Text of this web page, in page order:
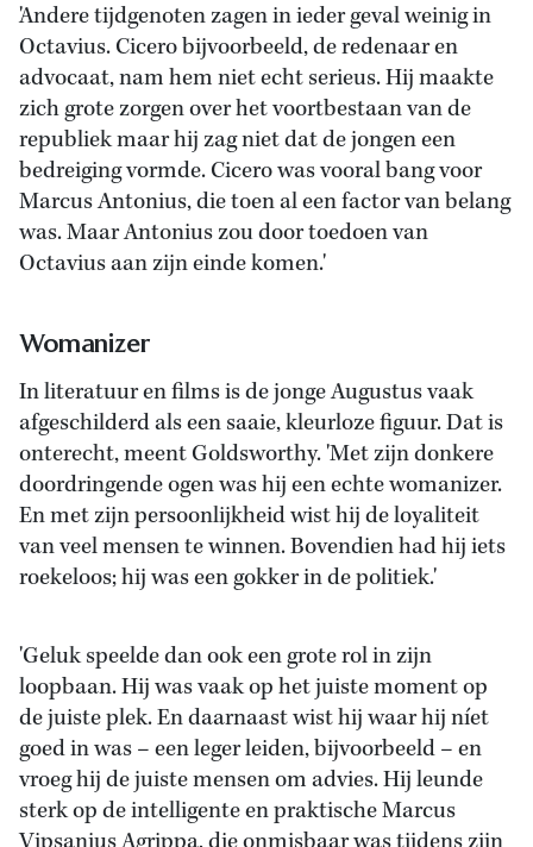
'Andere tijdgenoten zagen in ieder geval weinig in
Octavius. Cicero bijvoorbeeld, de redenaar en
advocaat, nam hem niet echt serieus. Hij maakte
zich grote zorgen over het voortbestaan van de
republiek maar hij zag niet dat de jongen een
bedreiging vormde. Cicero was vooral bang voor
Marcus Antonius, die toen al een factor van belang
was. Maar Antonius zou door toedoen van
Octavius aan zijn einde komen.'
Womanizer
In literatuur en films is de jonge Augustus vaak
afgeschilderd als een saaie, kleurloze figuur. Dat is
onterecht, meent Goldsworthy. 'Met zijn donkere
doordringende ogen was hij een echte womanizer.
En met zijn persoonlijkheid wist hij de loyaliteit
van veel mensen te winnen. Bovendien had hij iets
roekeloos; hij was een gokker in de politiek.'
'Geluk speelde dan ook een grote rol in zijn
loopbaan. Hij was vaak op het juiste moment op
de juiste plek. En daarnaast wist hij waar hij níet
goed in was – een leger leiden, bijvoorbeeld – en
vroeg hij de juiste mensen om advies. Hij leunde
sterk op de intelligente en praktische Marcus